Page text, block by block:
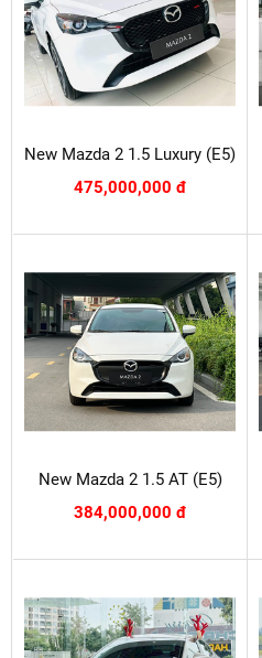
New Mazda 2 1.5 Luxury (E5)
475,000,000 đ
New Mazda 2 1.5 AT (E5)
384,000,000 đ